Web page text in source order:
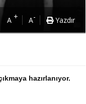
A + A- Yazdır
hazırlanıyor.